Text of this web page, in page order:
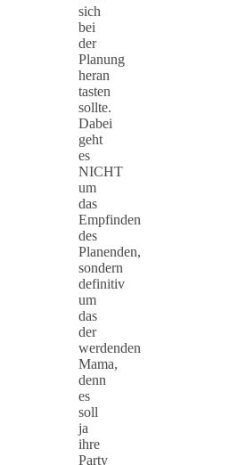
sich
bei
der
Planung
heran
tasten
sollte.
Dabei
geht
es
NICHT
um
das
Empfinden
des
Planenden,
sondern
definitiv
um
das
der
werdenden
Mama,
denn
es
soll
ja
ihre
Party